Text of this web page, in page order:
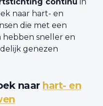
continu in
naar hart- en
die met een
sneller en
genezen
naar hart- en